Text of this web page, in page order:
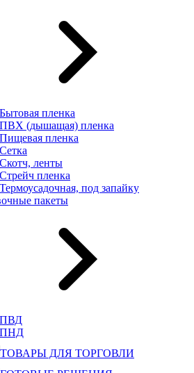
Бытовая пленка
ПВХ (дышащая) пленка
Пищевая пленка
Сетка
Скотч, ленты
Стрейч пленка
Термоусадочная, под запайку
пакеты
ПВД
ПНД
ТОВАРЫ ДЛЯ ТОРГОВЛИ